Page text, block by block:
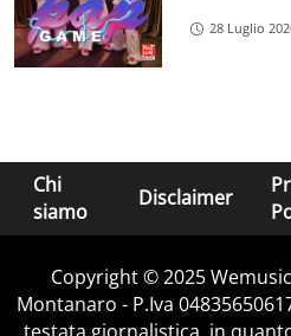
28 Luglio
Chi
siamo
Disclaimer
Copyright © 2025
Montanaro - P.Iva